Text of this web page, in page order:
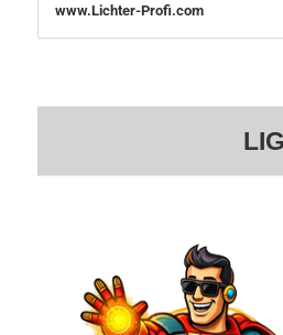
www.Lichter-Profi.com